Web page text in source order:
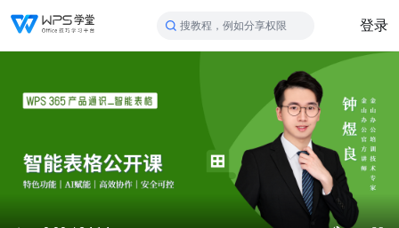
搜教程，例如分享权限 登录